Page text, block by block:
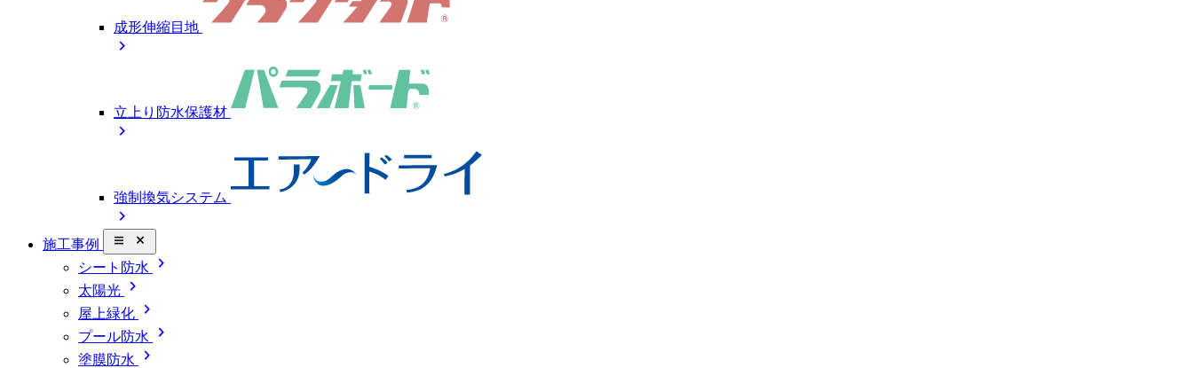
成形伸縮目地
chevron_right
立上り防水保護材
chevron_right
強制換気システム
chevron_right
施工事例 close_small
シート防水 chevron_right
太陽光 chevron_right
屋上緑化 chevron_right
プール防水 chevron_right
塗膜防水 chevron_right